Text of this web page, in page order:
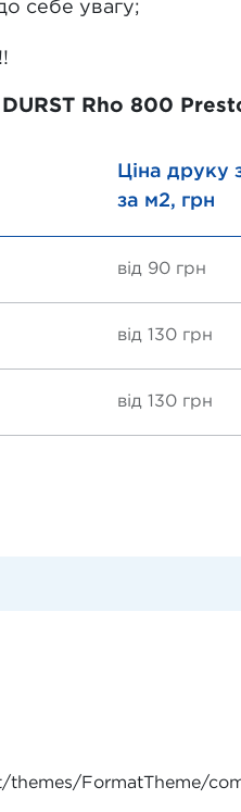
себе увагу;
Rho 800
Ціна друку
за м2, грн
від 90 грн
від 130 грн
від 130 грн
FormatTheme/